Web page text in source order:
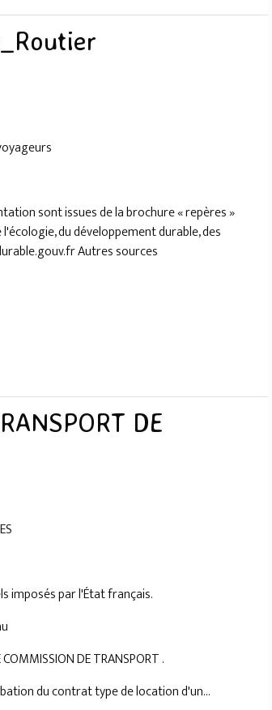
sont issues de la brochure « repères »
du développement durable, des
Autres sources
DE
imposés par l'État français.
DE TRANSPORT .
du contrat type de location d'un...